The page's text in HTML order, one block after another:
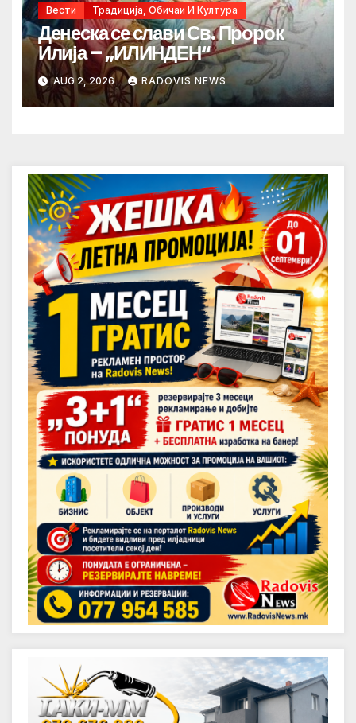
Вести Традиција, Обичаи И Култура
Денеска се слави Св. Пророк
Илија – „ИЛИНДЕН“
AUG 2, 2026 RADOVIS NEWS